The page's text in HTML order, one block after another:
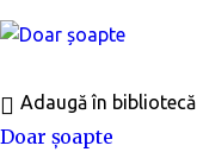
Adaugă în bibliotecă
Doar șoapte